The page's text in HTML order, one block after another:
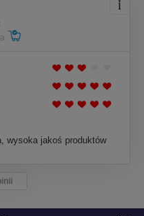
wysoka jakoś produktów